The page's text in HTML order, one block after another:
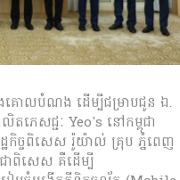
នុងគោលបំណង ដើម្បីជម្រាបជូន ឯ.
តភេសជ្ជៈ Yeo's នៅកម្ពុជា
កិច្ចពិសេស រ៉ូយ៉ាល់ គ្រុប ភ្នំពេញ
ាពិសេស គឺដើម្បី